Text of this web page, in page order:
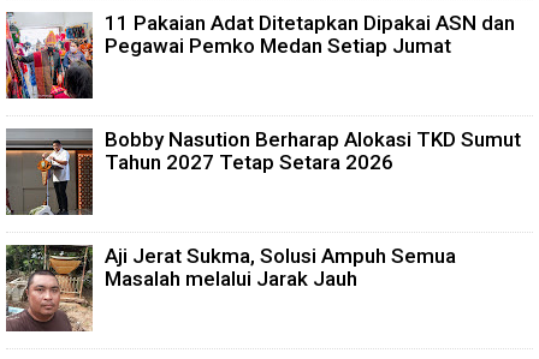
11 Pakaian Adat Ditetapkan Dipakai ASN dan
Pegawai Pemko Medan Setiap Jumat
Bobby Nasution Berharap Alokasi TKD Sumut
Tahun 2027 Tetap Setara 2026
Aji Jerat Sukma, Solusi Ampuh Semua
Masalah melalui Jarak Jauh